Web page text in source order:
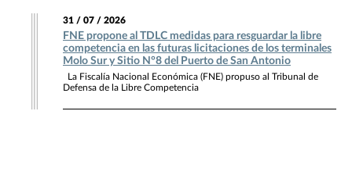
31 / 07 / 2026
FNE propone al TDLC medidas para resguardar la libre
competencia en las futuras licitaciones de los terminales
Molo Sur y Sitio N°8 del Puerto de San Antonio
La Fiscalía Nacional Económica (FNE) propuso al Tribunal de
Defensa de la Libre Competencia